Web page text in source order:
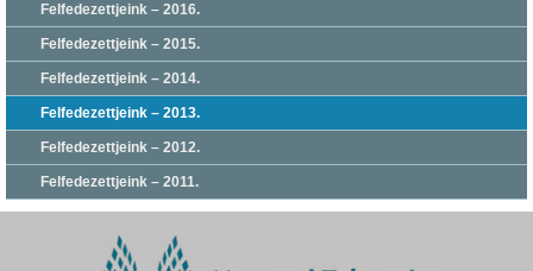
Felfedezettjeink – 2016.
Felfedezettjeink – 2015.
Felfedezettjeink – 2014.
Felfedezettjeink – 2013.
Felfedezettjeink – 2012.
Felfedezettjeink – 2011.